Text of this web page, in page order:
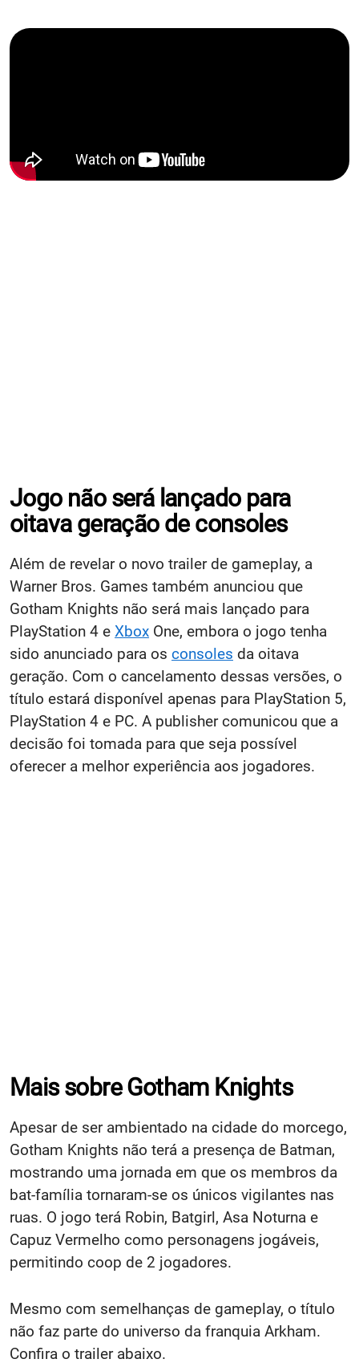
Jogo não será lançado para
oitava geração de consoles
Além de revelar o novo trailer de gameplay, a
Warner Bros. Games também anunciou que
Gotham Knights não será mais lançado para
PlayStation 4 e Xbox One, embora o jogo tenha
sido anunciado para os consoles da oitava
geração. Com o cancelamento dessas versões, o
título estará disponível apenas para PlayStation 5,
PlayStation 4 e PC. A publisher comunicou que a
decisão foi tomada para que seja possível
oferecer a melhor experiência aos jogadores.
Mais sobre Gotham Knights
Apesar de ser ambientado na cidade do morcego,
Gotham Knights não terá a presença de Batman,
mostrando uma jornada em que os membros da
bat-família tornaram-se os únicos vigilantes nas
ruas. O jogo terá Robin, Batgirl, Asa Noturna e
Capuz Vermelho como personagens jogáveis,
permitindo coop de 2 jogadores.
Mesmo com semelhanças de gameplay, o título
não faz parte do universo da franquia Arkham.
Confira o trailer abaixo.